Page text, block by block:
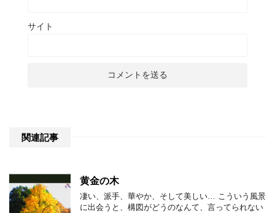
サイト
関連記事
黄金の木
凄い、派手、華やか、そして美しい… こういう風景
に出会うと、構図がどうのなんて、言ってられない